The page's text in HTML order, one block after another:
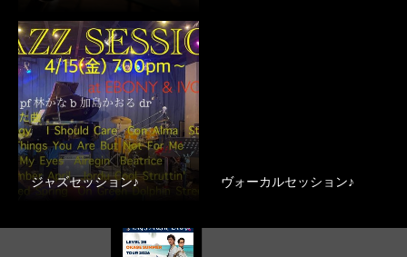
ジャズセッション♪ ヴォーカルセッション♪